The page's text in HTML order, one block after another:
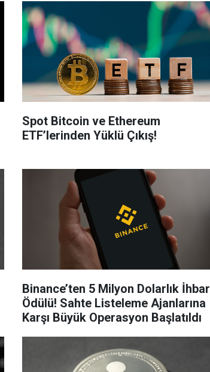
Spot Bitcoin ve Ethereum
ETF’lerinden Yüklü Çıkış!
Binance’ten 5 Milyon Dolarlık İhbar
Ödülü! Sahte Listeleme Ajanlarına
Karşı Büyük Operasyon Başlatıldı